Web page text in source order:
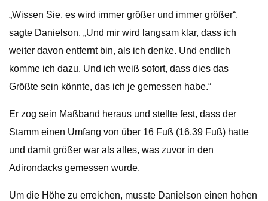
„Wissen Sie, es wird immer größer und immer größer“,
sagte Danielson. „Und mir wird langsam klar, dass ich
weiter davon entfernt bin, als ich denke. Und endlich
komme ich dazu. Und ich weiß sofort, dass dies das
Größte sein könnte, das ich je gemessen habe.“
Er zog sein Maßband heraus und stellte fest, dass der
Stamm einen Umfang von über 16 Fuß (16,39 Fuß) hatte
und damit größer war als alles, was zuvor in den
Adirondacks gemessen wurde.
Um die Höhe zu erreichen, musste Danielson einen hohen